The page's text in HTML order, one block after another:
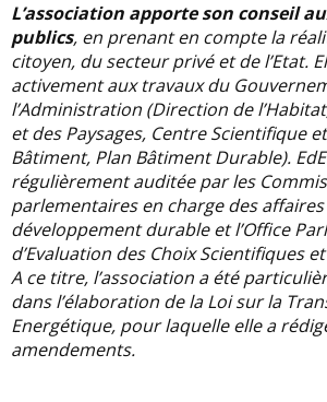
L’association apporte son conseil
publics, en prenant en compte la
citoyen, du secteur privé et de l’Etat.
activement aux travaux du
l’Administration (Direction de
et des Paysages, Centre Scientifique
Bâtiment, Plan Bâtiment Durable).
régulièrement auditée par les
parlementaires en charge des
développement durable et l’Office
d’Evaluation des Choix Scientifiques
A ce titre, l’association a été
dans l’élaboration de la Loi sur la
Energétique, pour laquelle elle a
amendements.